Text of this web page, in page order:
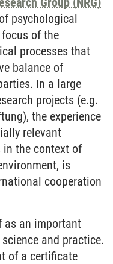
psychological
of the
processes that
balance of
In a large
projects (e.g.
the experience
relevant
the context of
is
cooperation
as an important
and practice.
of a certificate